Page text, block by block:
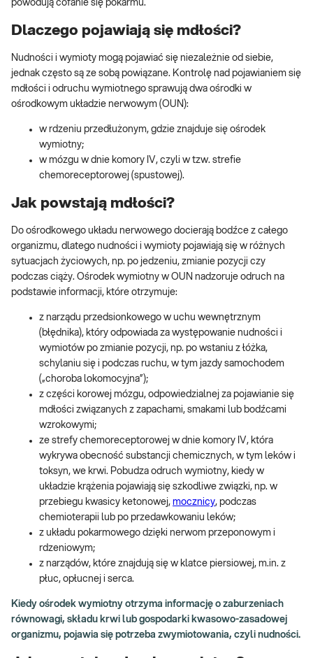
powodują cofanie się pokarmu.
Dlaczego pojawiają się mdłości?
Nudności i wymioty mogą pojawiać się niezależnie od siebie,
jednak często są ze sobą powiązane. Kontrolę nad pojawianiem się
mdłości i odruchu wymiotnego sprawują dwa ośrodki w
ośrodkowym układzie nerwowym (OUN):
w rdzeniu przedłużonym, gdzie znajduje się ośrodek
wymiotny;
w mózgu w dnie komory IV, czyli w tzw. strefie
chemoreceptorowej (spustowej).
Jak powstają mdłości?
Do ośrodkowego układu nerwowego docierają bodźce z całego
organizmu, dlatego nudności i wymioty pojawiają się w różnych
sytuacjach życiowych, np. po jedzeniu, zmianie pozycji czy
podczas ciąży. Ośrodek wymiotny w OUN nadzoruje odruch na
podstawie informacji, które otrzymuje:
z narządu przedsionkowego w uchu wewnętrznym
(błędnika), który odpowiada za występowanie nudności i
wymiotów po zmianie pozycji, np. po wstaniu z łóżka,
schylaniu się i podczas ruchu, w tym jazdy samochodem
(„choroba lokomocyjna”);
z części korowej mózgu, odpowiedzialnej za pojawianie się
mdłości związanych z zapachami, smakami lub bodźcami
wzrokowymi;
ze strefy chemoreceptorowej w dnie komory IV, która
wykrywa obecność substancji chemicznych, w tym leków i
toksyn, we krwi. Pobudza odruch wymiotny, kiedy w
układzie krążenia pojawiają się szkodliwe związki, np. w
przebiegu kwasicy ketonowej, mocznicy, podczas
chemioterapii lub po przedawkowaniu leków;
z układu pokarmowego dzięki nerwom przeponowym i
rdzeniowym;
z narządów, które znajdują się w klatce piersiowej, m.in. z
płuc, opłucnej i serca.
Kiedy ośrodek wymiotny otrzyma informację o zaburzeniach
równowagi, składu krwi lub gospodarki kwasowo-zasadowej
organizmu, pojawia się potrzeba zwymiotowania, czyli nudności.